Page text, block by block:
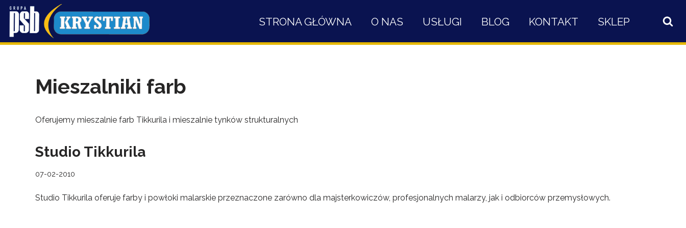
Przejdź
do
STRONA GŁÓWNA O NAS USŁUGI BLOG KONTAKT SKLEP
Mieszalniki farb
Oferujemy mieszalnie farb Tikkurila i mieszalnie tynków strukturalnych
Studio Tikkurila
07-02-2010
Studio Tikkurila oferuje farby i powłoki malarskie przeznaczone zarówno dla majsterkowiczów, profesjonalnych malarzy, jak i odbiorców przemysłowych.